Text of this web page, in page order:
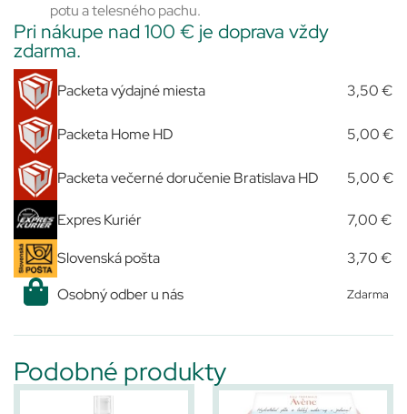
potu a telesného pachu.
Pri nákupe nad 100 € je doprava vždy
zdarma.
Packeta výdajné miesta 3,50 €
Packeta Home HD 5,00 €
Packeta večerné doručenie Bratislava HD 5,00 €
Expres Kuriér 7,00 €
Slovenská pošta
3,70 €
Osobný odber u nás
Zdarma
Podobné produkty